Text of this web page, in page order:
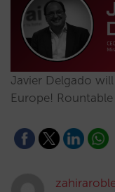
Javier Delgado
Europe!